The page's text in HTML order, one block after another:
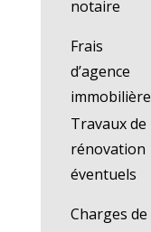
notaire
Frais
d’agence
immobilière
Travaux de
rénovation
éventuels
Charges de